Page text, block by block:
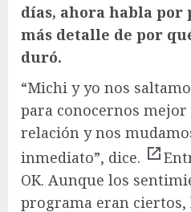
días, ahora habla por
más detalle de por
duró.
“Michi y yo nos
para conocernos mejor
relación y nos
inmediato”, dice.
OK. Aunque los
programa eran ciertos,